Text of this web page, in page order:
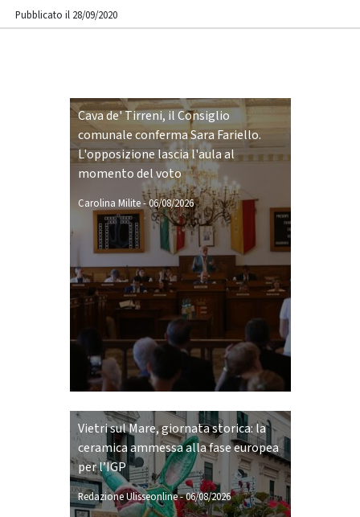
Pubblicato il 28/09/2020
Cava de' Tirreni, il Consiglio
comunale conferma Sara Fariello.
L'opposizione lascia l'aula al
momento del voto
Carolina Milite-06/08/2026
Vietri sul Mare, giornata storica: la
ceramica ammessa alla fase europea
per l’IGP
Redazione Ulisseonline-06/08/2026